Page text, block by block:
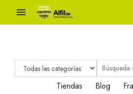

Tiendas Blog